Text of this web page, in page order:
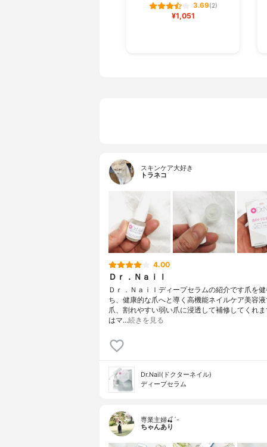
3.69(2)
¥1,051
スキンケア大好き
トラネコ
4.00
Ｄｒ．Ｎａｉｌ
Ｄｒ．Ｎａｉｌディープセラムの紹介です爪を
ち、健康的な爪へと導く高機能ネイルケア美容
爪、割れやすい弱い爪に浸透して補修してくれま
はマ…続きを見る
Dr.Nail(ドクターネイル)
ディープセラム
専業主婦🍒´-
ちゃんあり